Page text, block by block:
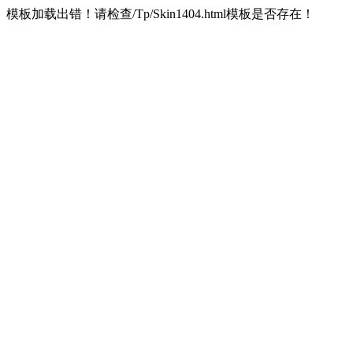
模板加载出错！请检查/Tp/Skin1404.html模板是否存在！